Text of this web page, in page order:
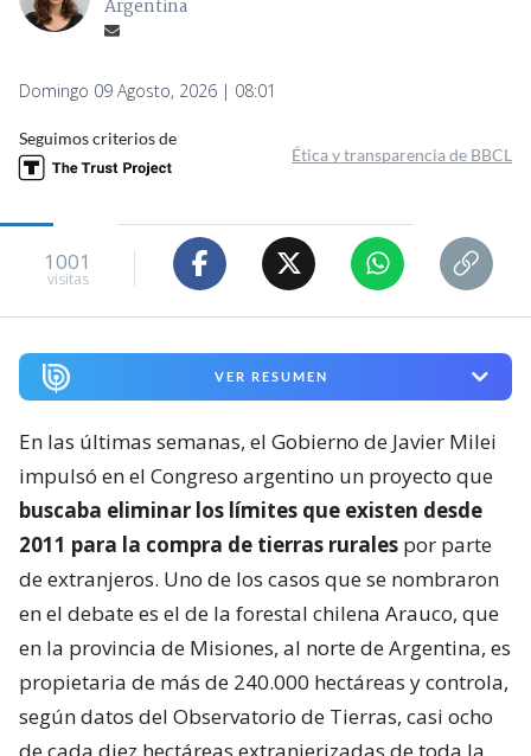
Argentina
Domingo 09 Agosto, 2026 | 08:01
Seguimos criterios de
Ética y transparencia de BBCL
1001
visitas
VER RESUMEN
En las últimas semanas, el Gobierno de Javier Milei
impulsó en el Congreso argentino un proyecto que
buscaba eliminar los límites que existen desde
2011 para la compra de tierras rurales por parte
de extranjeros. Uno de los casos que se nombraron
en el debate es el de la forestal chilena Arauco, que
en la provincia de Misiones, al norte de Argentina, es
propietaria de más de 240.000 hectáreas y controla,
según datos del Observatorio de Tierras, casi ocho